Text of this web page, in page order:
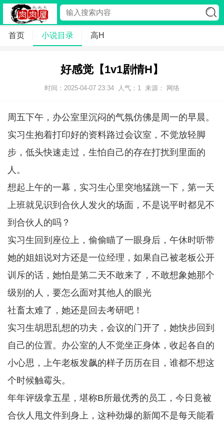
首页 小说目录 高H
好感觉【1v1剧情H】
时间：2025-04-07 23:34 人气： 1 来源： 网络
周五下午，办公室里沉闷的气氛仿佛是周一的早晨。
实习生抱着打印好的资料路过会议室，不觉放轻脚
步，低头快速走过，生怕自己的存在打扰到里面的
人。
想起上午的一幕，实习生心里突地猛跳一下，第一天
上班就见识到合伙人发火的场面，不是说平时都见不
到合伙人的吗？
实习生回到座位上，偷偷瞄了一眼身后，午休时听带
她的姐姐说对方还是一位经理，如果自己被老板公开
训斥的话，她怕是第二天不敢来了，不敢想象她那个
级别的人，要怎么面对其他人的眼光
社畜太难了，她还是回去考研吧！
实习生胡思乱想的功夫，会议的门开了，她快步回到
自己的位置。办公室的人不觉坐正身体，收起各自的
小心思，上午老板发飙的样子历历在目，谁都不想这
个时候触霉头。
年年评级拿五星，堪称B所最优秀的员工，今日竟被
合伙人甩文件到身上，这种劲爆的新闻不是每天能看